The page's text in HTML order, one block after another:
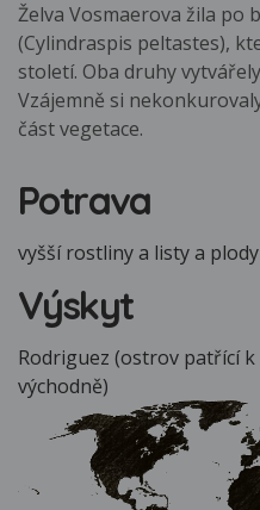
Želva Vosmaerova žila po
(Cylindraspis peltastes),
století. Oba druhy
Vzájemně si
část vegetace.
Potrava
vyšší rostliny a listy a
Výskyt
Rodriguez (ostrov patřící
východně)